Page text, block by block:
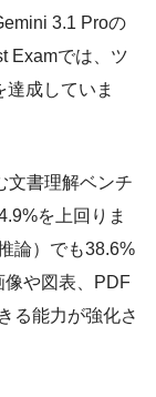
3.1 Proの
Examでは、ツ
成していま
文書理解ベンチ
を上回りま
論）でも38.6%
像や図表、PDF
る能力が強化さ